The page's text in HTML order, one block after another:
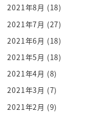
に入ったけどモゴモゴ
最初と終わりのこのイ
部分切っちゃってくだ
たら残り50彼になるん
時間これの質を向上し
ですよ
なんか聞いたことあり
2021年8月 (18)
2021年7月 (27)
2021年6月 (18)
2021年5月 (18)
2021年4月 (8)
2021年3月 (7)
2021年2月 (9)